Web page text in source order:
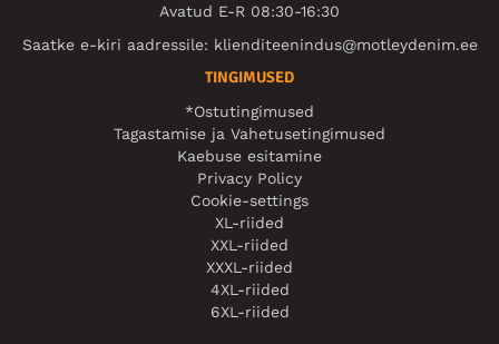
Avatud E-R 08:30-16:30
Saatke e-kiri aadressile: klienditeenindus@motleydenim.ee
TINGIMUSED
*Ostutingimused
Tagastamise ja Vahetusetingimused
Kaebuse esitamine
Privacy Policy
Cookie-settings
XL-riided
XXL-riided
XXXL-riided
4XL-riided
6XL-riided